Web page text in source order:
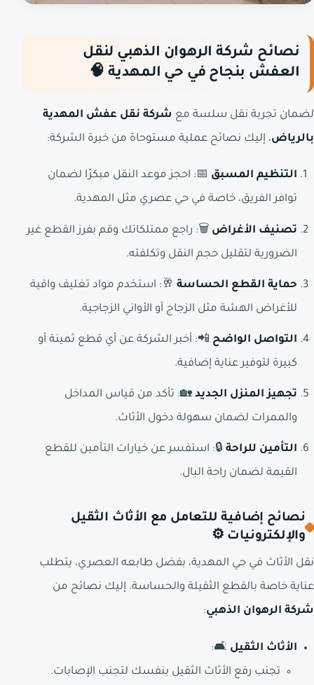
نصائح شركة الرهوان الذهبي لنقل
العفش بنجاح في حي المهدية 🧠
لضمان تجربة نقل سلسة مع شركة نقل عفش المهدية
بالرياض، إليك نصائح عملية مستوحاة من خبرة الشركة:
التنظيم المسبق 📅: احجز موعد النقل مبكرًا لضمان
توافر الفريق، خاصة في حي عصري مثل المهدية.
تصنيف الأغراض 🗑️: راجع ممتلكاتك وقم بفرز القطع غير
الضرورية لتقليل حجم النقل وتكلفته.
حماية القطع الحساسة🥂: استخدم مواد تغليف واقية
للأغراض الهشة مثل الزجاج أو الأواني الزجاجية.
التواصل الواضح 📲: أخبر الشركة عن أي قطع ثمينة أو
كبيرة لتوفير عناية إضافية.
تجهيز المنزل الجديد🏡: تأكد من قياس المداخل
والممرات لضمان سهولة دخول الأثاث.
التأمين للراحة🔒: استفسر عن خيارات التأمين للقطع
القيمة لضمان راحة البال.
نصائح إضافية للتعامل مع الأثاث الثقيل
والإلكترونيات ⚙️
نقل الأثاث في حي المهدية، بفضل طابعه العصري، يتطلب
عناية خاصة بالقطع الثقيلة والحساسة. إليك نصائح من
شركة الرهوان الذهبي:
الأثاث الثقيل 🛋️:
تجنب رفع الأثاث الثقيل بنفسك لتجنب الإصابات.